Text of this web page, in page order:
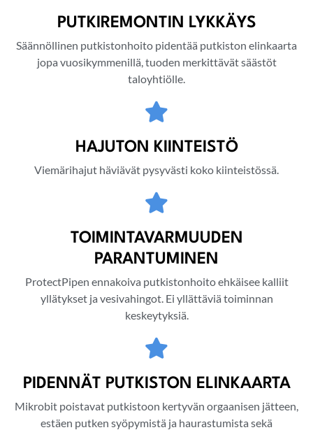
PUTKIREMONTIN LYKKÄYS
Säännöllinen putkistonhoito pidentää putkiston elinkaarta
jopa vuosikymmenillä, tuoden merkittävät säästöt
taloyhtiölle.
HAJUTON KIINTEISTÖ
Viemärihajut häviävät pysyvästi koko kiinteistössä.
TOIMINTAVARMUUDEN
PARANTUMINEN
ProtectPipen ennakoiva putkistonhoito ehkäisee kalliit
yllätykset ja vesivahingot. Ei yllättäviä toiminnan
keskeytyksiä.
PIDENNÄT PUTKISTON ELINKAARTA
Mikrobit poistavat putkistoon kertyvän orgaanisen jätteen,
estäen putken syöpymistä ja haurastumista sekä